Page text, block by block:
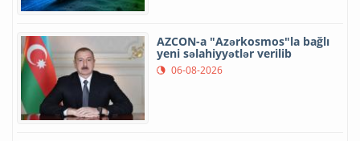
AZCON-a "Azərkosmos"la bağlı
yeni səlahiyyətlər verilib
06-08-2026